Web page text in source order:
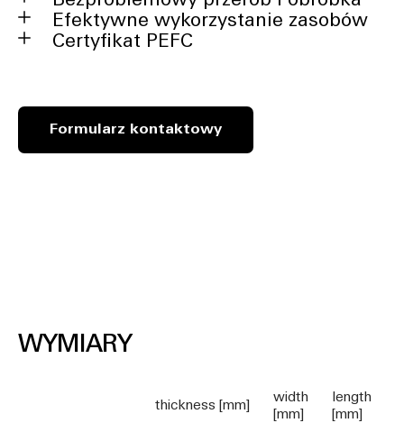
Efektywne wykorzystanie zasobów
Certyfikat PEFC
Formularz kontaktowy
WYMIARY
thickness [mm]
width
[mm]
length
[mm]